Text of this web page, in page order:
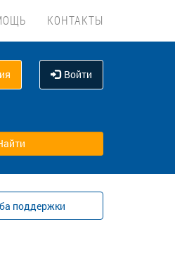
КОНТАКТЫ
Войти
поддержки